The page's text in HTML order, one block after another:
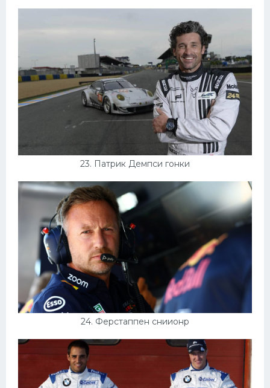
23. Патрик Демпси гонки
24. Ферстаппен сниионр